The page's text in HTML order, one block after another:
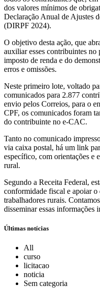
dos valores mínimos de
Declaração Anual de Ajustes
(DIRPF 2024).
O objetivo desta ação, que
auxiliar esses contribuintes no
imposto de renda e do
erros e omissões.
Neste primeiro lote, voltado
comunicados para 2.877
envio pelos Correios, para o
CPF, os comunicados foram
do contribuinte no e-CAC.
Tanto no comunicado
via caixa postal, há um link
específico, com orientações e
rural.
Segundo a Receita Federal,
conformidade fiscal e apoiar
trabalhadores rurais.
disseminar essas informações
Últimas notícias
All
curso
licitacao
noticia
Sem categoria